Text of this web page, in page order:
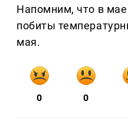
Напомним, что в
побиты
мая.
0 0